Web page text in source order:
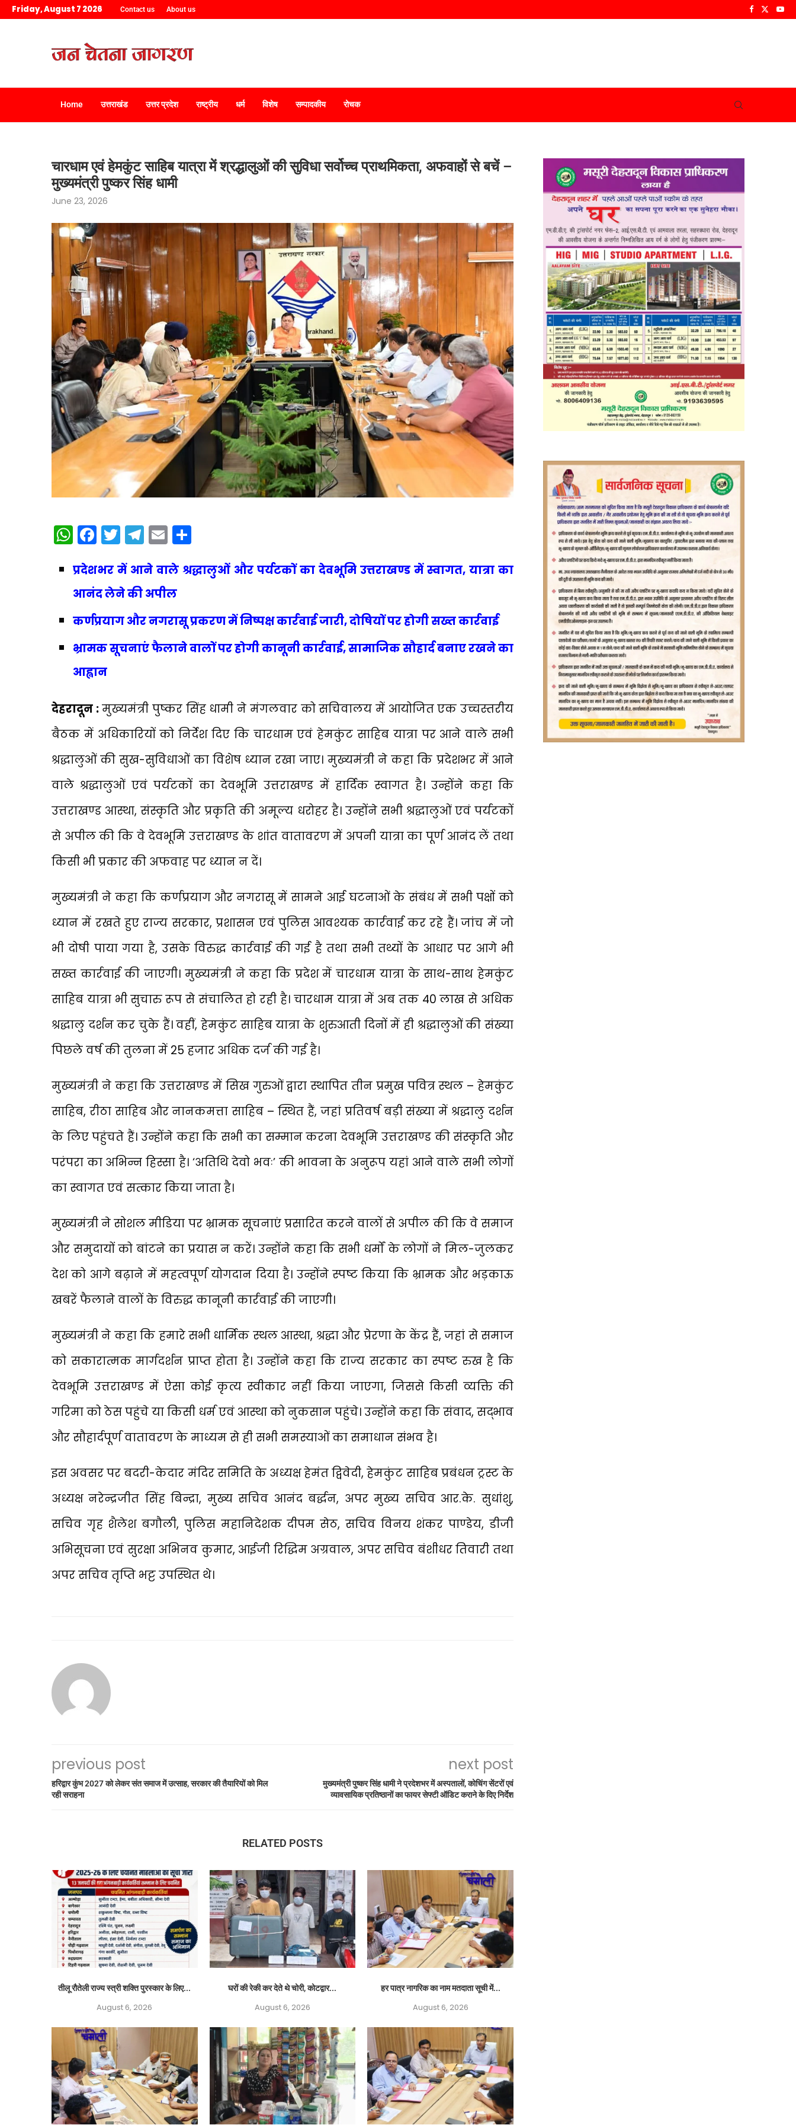
Friday, August 7 2026 Contact us About us
Home उत्तराखंड उत्तर प्रदेश राष्ट्रीय धर्म विशेष सम्पादकीय रोचक
चारधाम एवं हेमकुंट साहिब यात्रा में श्रद्धालुओं की सुविधा सर्वोच्च प्राथमिकता, अफवाहों से बचें –
मुख्यमंत्री पुष्कर सिंह धामी
June 23, 2026
WhatsApp
Facebook
Twitter
Telegram
Email
प्रदेशभर में आने वाले श्रद्धालुओं और पर्यटकों का देवभूमि उत्तराखण्ड में स्वागत, यात्रा का
आनंद लेने की अपील
कर्णप्रयाग और नगरासू प्रकरण में निष्पक्ष कार्रवाई जारी, दोषियों पर होगी सख्त कार्रवाई
भ्रामक सूचनाएं फैलाने वालों पर होगी कानूनी कार्रवाई, सामाजिक सौहार्द बनाए रखने का
आह्वान
देहरादून :मुख्यमंत्री पुष्कर सिंह धामी ने मंगलवार को सचिवालय में आयोजित एक उच्चस्तरीय
बैठक में अधिकारियों को निर्देश दिए कि चारधाम एवं हेमकुंट साहिब यात्रा पर आने वाले सभी
श्रद्धालुओं की सुख-सुविधाओं का विशेष ध्यान रखा जाए। मुख्यमंत्री ने कहा कि प्रदेशभर में आने
वाले श्रद्धालुओं एवं पर्यटकों का देवभूमि उत्तराखण्ड में हार्दिक स्वागत है। उन्होंने कहा कि
उत्तराखण्ड आस्था, संस्कृति और प्रकृति की अमूल्य धरोहर है। उन्होंने सभी श्रद्धालुओं एवं पर्यटकों
से अपील की कि वे देवभूमि उत्तराखण्ड के शांत वातावरण में अपनी यात्रा का पूर्ण आनंद लें तथा
किसी भी प्रकार की अफवाह पर ध्यान न दें।
मुख्यमंत्री ने कहा कि कर्णप्रयाग और नगरासू में सामने आई घटनाओं के संबंध में सभी पक्षों को
ध्यान में रखते हुए राज्य सरकार, प्रशासन एवं पुलिस आवश्यक कार्रवाई कर रहे हैं। जांच में जो
भी दोषी पाया गया है, उसके विरुद्ध कार्रवाई की गई है तथा सभी तथ्यों के आधार पर आगे भी
सख्त कार्रवाई की जाएगी। मुख्यमंत्री ने कहा कि प्रदेश में चारधाम यात्रा के साथ-साथ हेमकुंट
साहिब यात्रा भी सुचारु रूप से संचालित हो रही है। चारधाम यात्रा में अब तक 40 लाख से अधिक
श्रद्धालु दर्शन कर चुके हैं। वहीं, हेमकुंट साहिब यात्रा के शुरुआती दिनों में ही श्रद्धालुओं की संख्या
पिछले वर्ष की तुलना में 25 हजार अधिक दर्ज की गई है।
मुख्यमंत्री ने कहा कि उत्तराखण्ड में सिख गुरुओं द्वारा स्थापित तीन प्रमुख पवित्र स्थल – हेमकुंट
साहिब, रीठा साहिब और नानकमत्ता साहिब – स्थित हैं, जहां प्रतिवर्ष बड़ी संख्या में श्रद्धालु दर्शन
के लिए पहुंचते हैं। उन्होंने कहा कि सभी का सम्मान करना देवभूमि उत्तराखण्ड की संस्कृति और
परंपरा का अभिन्न हिस्सा है। ‘अतिथि देवो भवः’ की भावना के अनुरूप यहां आने वाले सभी लोगों
का स्वागत एवं सत्कार किया जाता है।
मुख्यमंत्री ने सोशल मीडिया पर भ्रामक सूचनाएं प्रसारित करने वालों से अपील की कि वे समाज
और समुदायों को बांटने का प्रयास न करें। उन्होंने कहा कि सभी धर्मों के लोगों ने मिल-जुलकर
देश को आगे बढ़ाने में महत्वपूर्ण योगदान दिया है। उन्होंने स्पष्ट किया कि भ्रामक और भड़काऊ
खबरें फैलाने वालों के विरुद्ध कानूनी कार्रवाई की जाएगी।
मुख्यमंत्री ने कहा कि हमारे सभी धार्मिक स्थल आस्था, श्रद्धा और प्रेरणा के केंद्र हैं, जहां से समाज
को सकारात्मक मार्गदर्शन प्राप्त होता है। उन्होंने कहा कि राज्य सरकार का स्पष्ट रुख है कि
देवभूमि उत्तराखण्ड में ऐसा कोई कृत्य स्वीकार नहीं किया जाएगा, जिससे किसी व्यक्ति की
गरिमा को ठेस पहुंचे या किसी धर्म एवं आस्था को नुकसान पहुंचे। उन्होंने कहा कि संवाद, सद्भाव
और सौहार्दपूर्ण वातावरण के माध्यम से ही सभी समस्याओं का समाधान संभव है।
इस अवसर पर बदरी-केदार मंदिर समिति के अध्यक्ष हेमंत द्विवेदी, हेमकुंट साहिब प्रबंधन ट्रस्ट के
अध्यक्ष नरेन्द्रजीत सिंह बिन्द्रा, मुख्य सचिव आनंद बर्द्धन, अपर मुख्य सचिव आर.के. सुधांशु,
सचिव गृह शैलेश बगौली, पुलिस महानिदेशक दीपम सेठ, सचिव विनय शंकर पाण्डेय, डीजी
अभिसूचना एवं सुरक्षा अभिनव कुमार, आईजी रिद्धिम अग्रवाल, अपर सचिव बंशीधर तिवारी तथा
अपर सचिव तृप्ति भट्ट उपस्थित थे।
previous post
हरिद्वार कुंभ 2027 को लेकर संत समाज में उत्साह, सरकार की तैयारियों को मिल
रही सराहना
next post
मुख्यमंत्री पुष्कर सिंह धामी ने प्रदेशभर में अस्पतालों, कोचिंग सेंटरों एवं
व्यावसायिक प्रतिष्ठानों का फायर सेफ्टी ऑडिट कराने के दिए निर्देश
RELATED POSTS
तीलू रौतेली राज्य स्त्री शक्ति पुरस्कार के लिए...
August 6, 2026
घरों की रेकी कर देते थे चोरी, कोटद्वार...
August 6, 2026
हर पात्र नागरिक का नाम मतदाता सूची में...
August 6, 2026